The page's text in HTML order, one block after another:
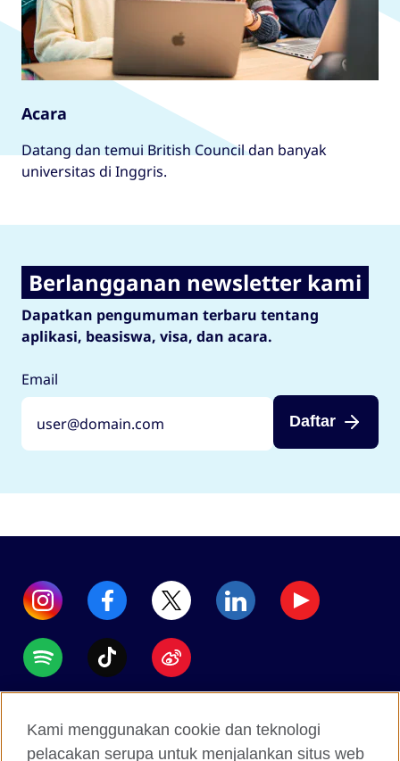
Acara
Datang dan temui British Council dan banyak
universitas di Inggris.
Berlangganan newsletter kami
Dapatkan pengumuman terbaru tentang
aplikasi, beasiswa, visa, dan acara.
Email
Daftar
Data protection
Kami menggunakan cookie dan teknologi
pelacakan serupa untuk menjalankan situs web